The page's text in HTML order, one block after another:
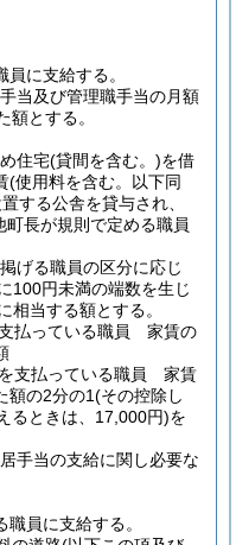
に支給する。
当及び管理職手当の月額
とする。
住宅(貸間を含む。)を借
(使用料を含む。以下同
する公舎を貸与され、
長が規則で定める職員
げる職員の区分に応じ
100円未満の端数を生じ
相当する額とする。
払っている職員 家賃の
支払っている職員 家賃
額の2分の1(その控除し
るときは、17,000円)を
手当の支給に関し必要な
員に支給する。